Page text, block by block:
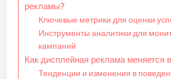
рекламы?
Ключевые метрики для оценки
Инструменты аналитики для
кампаний
Как дисплейная реклама меняется
Тенденции и изменения в